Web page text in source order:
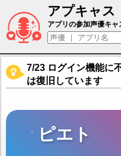
アプキャス
ピエト（声優
アプリの参加声優キャ
7/23 ログイン機能に
は復旧しています
ピエト